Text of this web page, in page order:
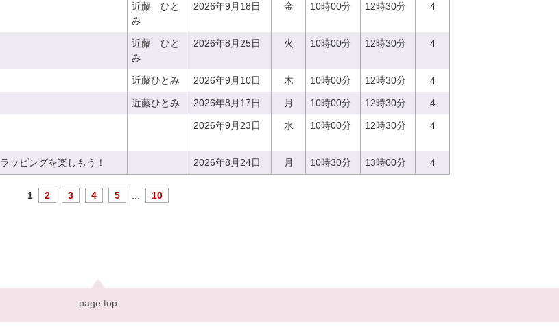
近藤 ひと
み
2026年9月18日 金 10時00分 12時30分 4
近藤 ひと
み
2026年8月25日 火 10時00分 12時30分 4
近藤ひとみ 2026年9月10日 木 10時00分 12時30分 4
近藤ひとみ 2026年8月17日 月 10時00分 12時30分 4
2026年9月23日 水 10時00分 12時30分 4
ラッピングを楽しもう！ 2026年8月24日 月 10時30分 13時00分 4
1 2 3 4 5 10
page top